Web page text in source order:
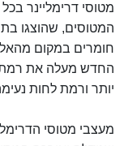
המטוסים, שהוצגו
חומרים במקום
החדש מעלה את רמת
יותר ורמת לחות